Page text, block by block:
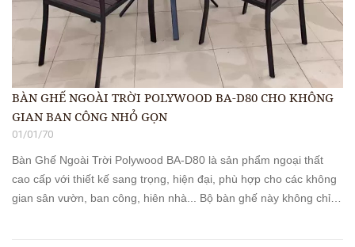
BÀN GHẾ NGOÀI TRỜI POLYWOOD BA-D80 CHO KHÔNG
GIAN BAN CÔNG NHỎ GỌN
01/01/70
Bàn Ghế Ngoài Trời Polywood BA-D80 là sản phẩm ngoại thất
cao cấp với thiết kế sang trọng, hiện đại, phù hợp cho các không
gian sân vườn, ban công, hiên nhà... Bộ bàn ghế này không chỉ